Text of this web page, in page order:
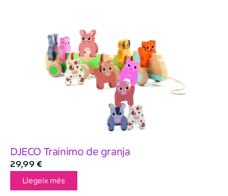
DJECO Trainimo de granja
29,99 €
Llegeix més